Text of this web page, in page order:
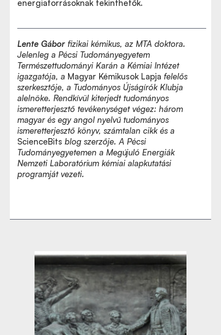
energiaforrásoknak tekinthetők.
Lente Gábor fizikai kémikus, az MTA doktora.
Jelenleg a Pécsi Tudományegyetem
Természettudományi Karán a Kémiai Intézet
igazgatója, a Magyar Kémikusok Lapja felelős
szerkesztője, a Tudományos Újságírók Klubja
alelnöke. Rendkívül kiterjedt tudományos
ismeretterjesztő tevékenységet végez: három
magyar és egy angol nyelvű tudományos
ismeretterjesztő könyv, számtalan cikk és a
ScienceBits blog szerzője. A Pécsi
Tudományegyetemen a Megújuló Energiák
Nemzeti Laboratórium kémiai alapkutatási
programját vezeti.